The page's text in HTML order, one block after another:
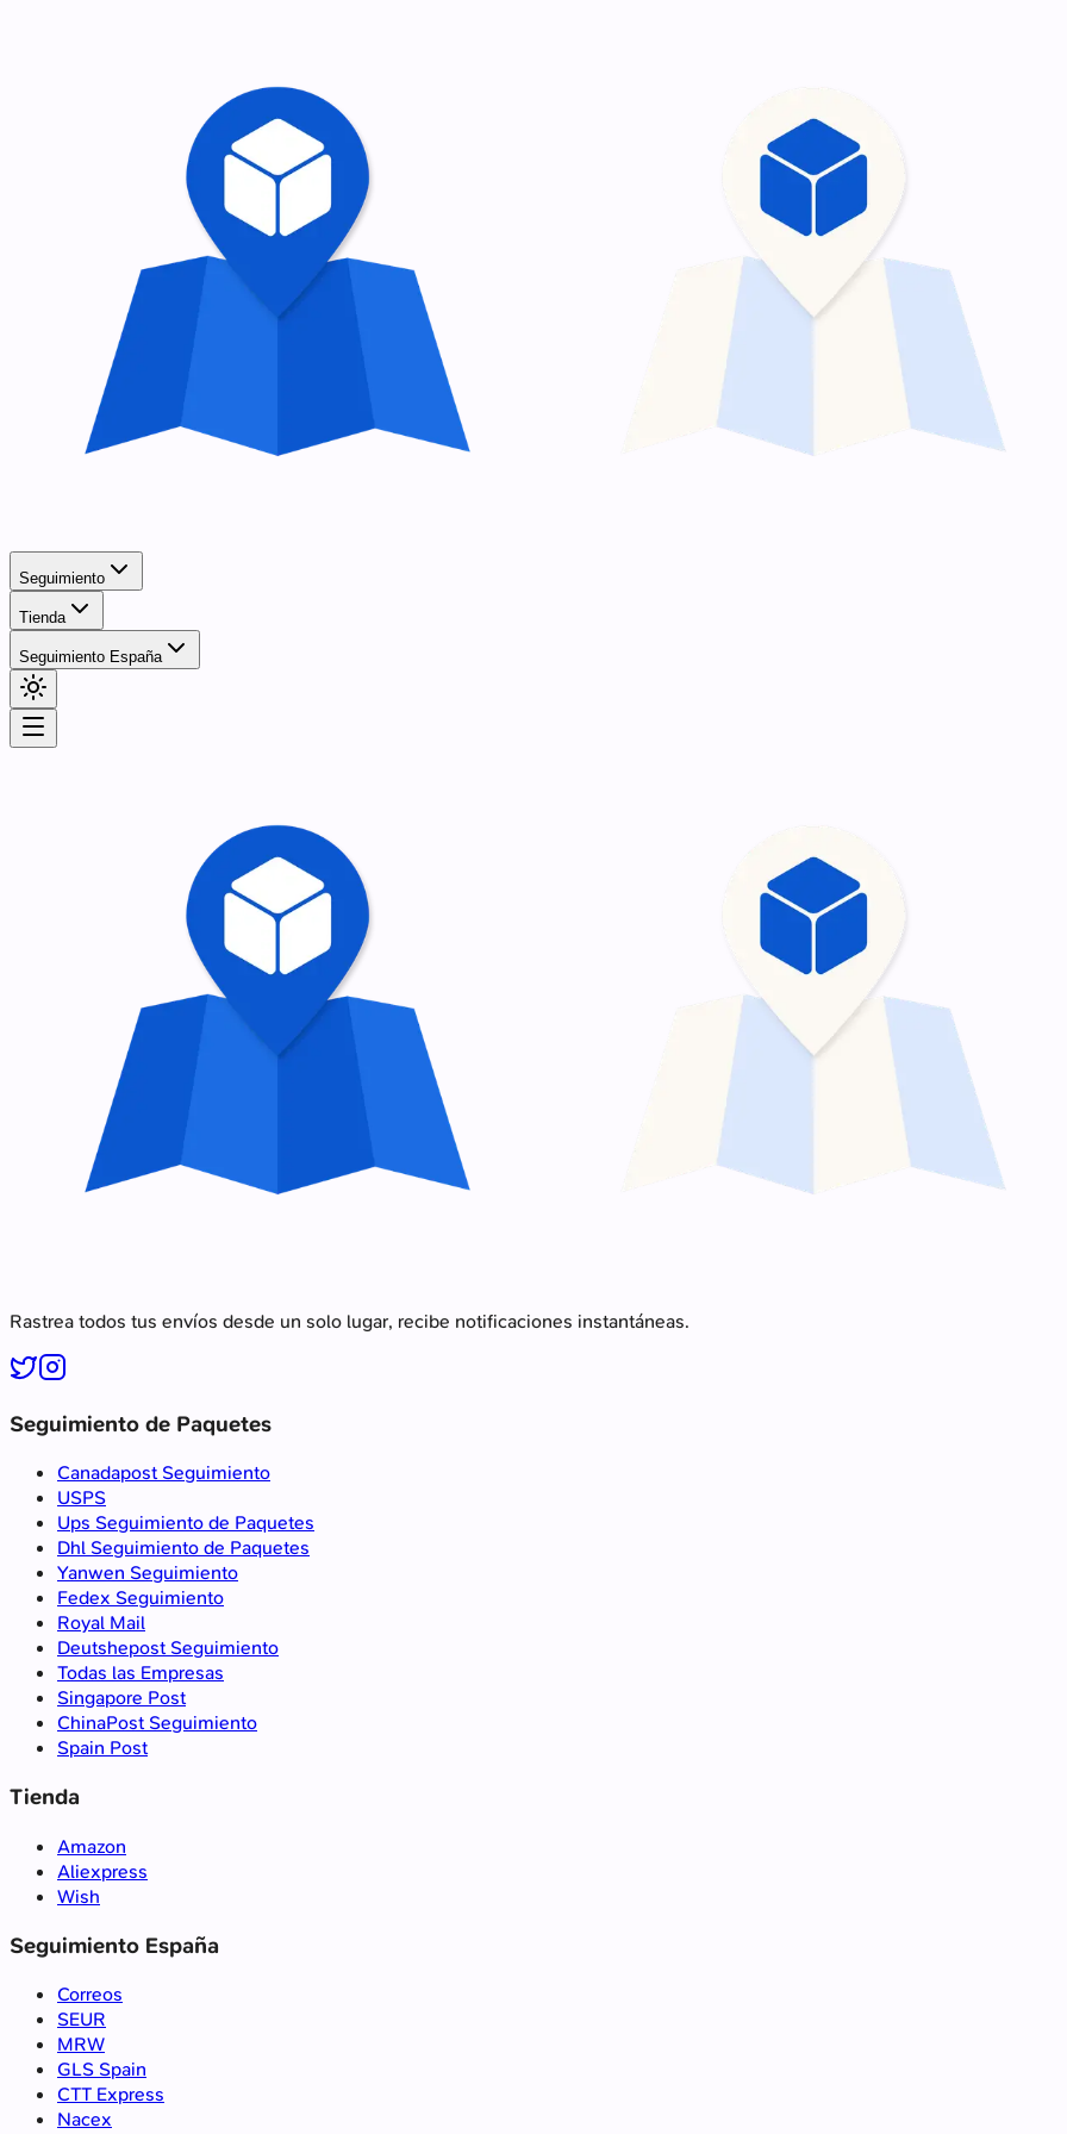
Seguimiento
Tienda
Seguimiento España
Rastrea todos tus envíos desde un solo lugar, recibe notificaciones instantáneas.
Seguimiento de Paquetes
Canadapost Seguimiento
USPS
Ups Seguimiento de Paquetes
Dhl Seguimiento de Paquetes
Yanwen Seguimiento
Fedex Seguimiento
Royal Mail
Deutshepost Seguimiento
Todas las Empresas
Singapore Post
ChinaPost Seguimiento
Spain Post
Tienda
Amazon
Aliexpress
Wish
Seguimiento España
Correos
SEUR
MRW
GLS Spain
CTT Express
Nacex